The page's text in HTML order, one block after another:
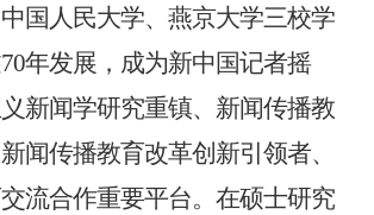
国人民大学、燕京大学三校学
年发展，成为新中国记者摇
新闻学研究重镇、新闻传播教
闻传播教育改革创新引领者、
流合作重要平台。在硕士研究